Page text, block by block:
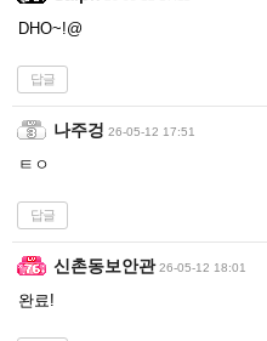
DHO~!@
답글
나주겅 26-05-12 17:51
ㅌㅇ
답글
신촌동보안관 26-05-12 18:01
완료!